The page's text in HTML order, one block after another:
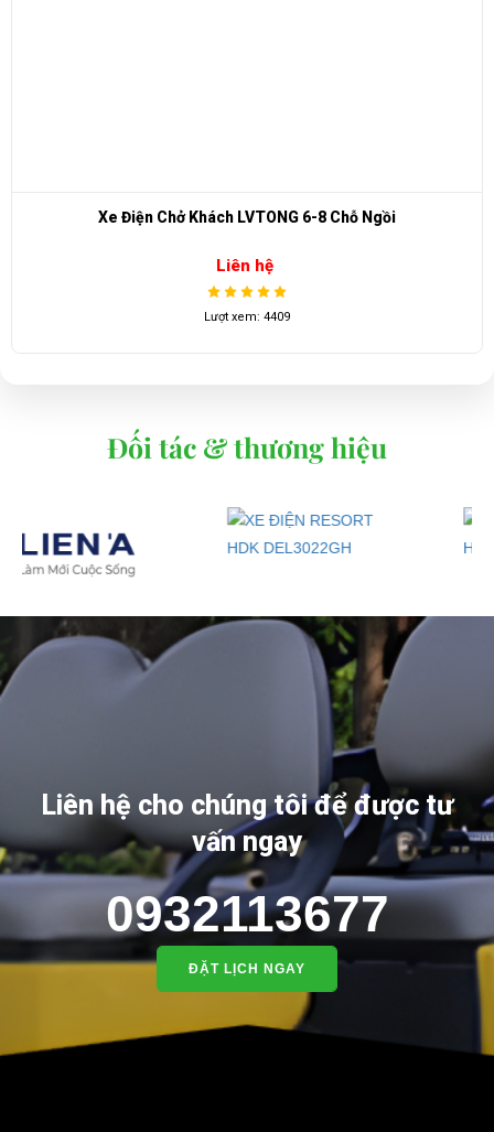
Xe Điện Chở Khách LVTONG 6-8 Chỗ Ngồi
Liên hệ
Lượt xem: 4409
Đối tác & thương hiệu
Liên hệ cho chúng tôi để được tư
vấn ngay
0932113677
ĐẶT LỊCH NGAY